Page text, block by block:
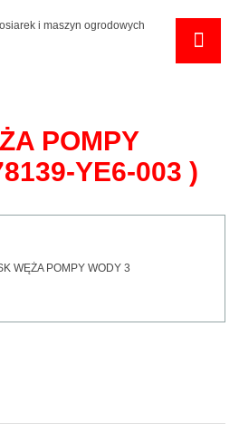
POMPY
YE6-003 )